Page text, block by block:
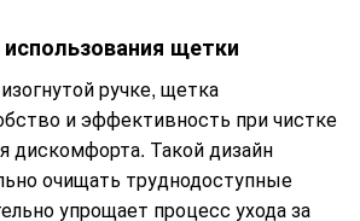
щетки
ручке, щетка
и эффективность при чистке
дискомфорта. Такой дизайн
очищать труднодоступные
упрощает процесс ухода за